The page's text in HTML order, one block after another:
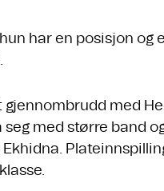
har en posisjon
med
med større band
Ekhidna.